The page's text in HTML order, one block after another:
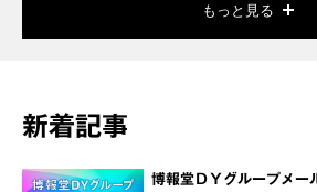
もっと見る
新着記事
博報堂ＤＹグループメー